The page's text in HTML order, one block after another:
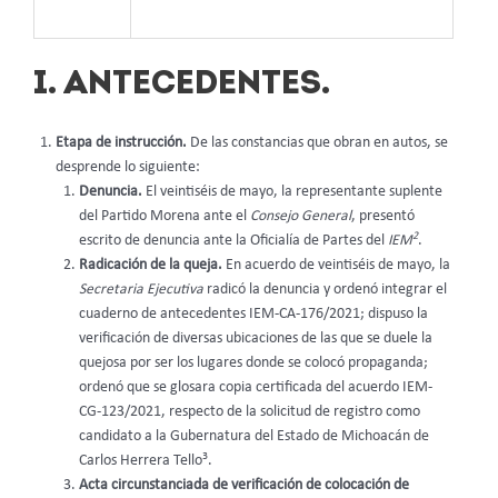
I. ANTECEDENTES.
Etapa de instrucción. De las constancias que obran en autos, se
desprende lo siguiente:
Denuncia. El veintiséis de mayo, la representante suplente
del Partido Morena ante el Consejo General, presentó
escrito de denuncia ante la Oficialía de Partes del IEM2.
Radicación de la queja. En acuerdo de veintiséis de mayo, la
Secretaria Ejecutiva radicó la denuncia y ordenó integrar el
cuaderno de antecedentes IEM-CA-176/2021; dispuso la
verificación de diversas ubicaciones de las que se duele la
quejosa por ser los lugares donde se colocó propaganda;
ordenó que se glosara copia certificada del acuerdo IEM-
CG-123/2021, respecto de la solicitud de registro como
candidato a la Gubernatura del Estado de Michoacán de
Carlos Herrera Tello3.
Acta circunstanciada de verificación de colocación de